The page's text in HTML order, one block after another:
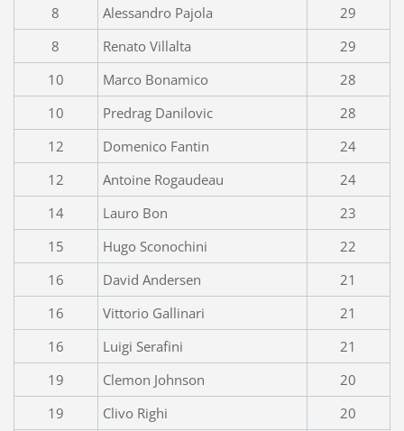
8
Alessandro Pajola
29
8
Renato Villalta
29
10
Marco Bonamico
28
10
Predrag Danilovic
28
12
Domenico Fantin
24
12
Antoine Rogaudeau
24
14
Lauro Bon
23
15
Hugo Sconochini
22
16
David Andersen
21
16
Vittorio Gallinari
21
16
Luigi Serafini
21
19
Clemon Johnson
20
19
Clivo Righi
20